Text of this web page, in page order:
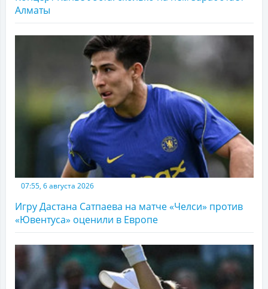
Алматы
07:55, 6 августа 2026
Игру Дастана Сатпаева на матче «Челси» против
«Ювентуса» оценили в Европе